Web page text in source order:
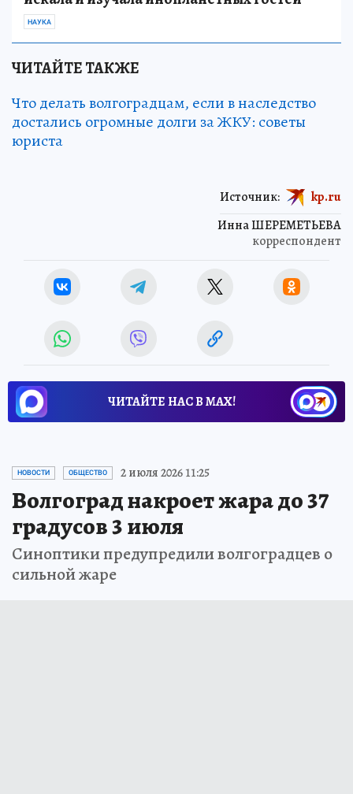
НАУКА
ЧИТАЙТЕ ТАКЖЕ
Что делать волгоградцам, если в наследство
достались огромные долги за ЖКУ: советы
юриста
Инна ШЕРЕМЕТЬЕВА
корреспондент
Источник: kp.ru
ЧИТАЙТЕ НАС В МАХ!
НОВОСТИ ОБЩЕСТВО 2 июля 2026 11:25
Волгоград накроет жара до 37
градусов 3 июля
Синоптики предупредили волгоградцев о
сильной жаре